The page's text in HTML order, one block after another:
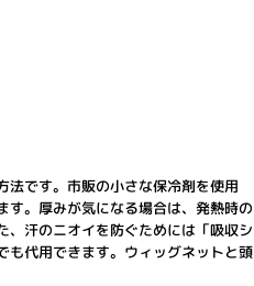
法です。市販の小さな保冷剤を使用
す。厚みが気になる場合は、発熱時の
、汗のニオイを防ぐためには「吸収シ
も代用できます。ウィッグネットと頭